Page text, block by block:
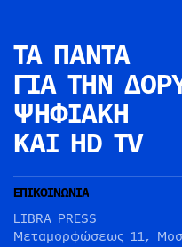
ΤΑ ΠΑΝΤΑ
ΓΙΑ ΤΗΝ
ΨΗΦΙΑΚΗ
ΚΑΙ HD TV
ΕΠΙΚΟΙΝΩΝΙΑ
LIBRA PRESS
Μεταμορφώσεως 11,